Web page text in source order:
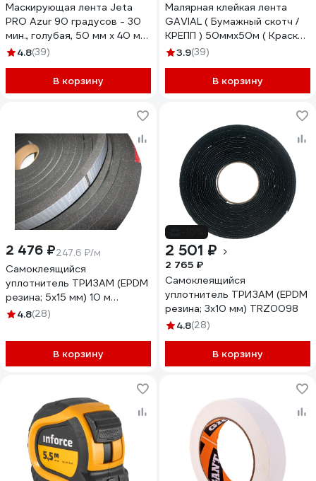
Маскирующая лента Jeta
PRO Azur 90 градусов - 30
мин., голубая, 50 мм х 40 м
58490/50
4.8(39)
В корзину
Малярная клейкая лента
GAVIAL ( Бумажный скотч /
КРЕПП ) 50ммх50м ( Краска
и защита стен ) 317
3.9(39)
В корзину
2 476 ₽247.6 ₽/м
Самоклеящийся
уплотнитель ТРИЗАМ (EPDM
резина; 5х15 мм) 10 м
УС03.05.15 TRZ0101
4.8(28)
В корзину
2 501 ₽
2 765 ₽
Самоклеящийся
уплотнитель ТРИЗАМ (EPDM
резина; 3х10 мм) TRZ0098
4.8(28)
В корзину